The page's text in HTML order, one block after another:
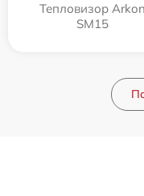
Тепловизор Arkon
SM15